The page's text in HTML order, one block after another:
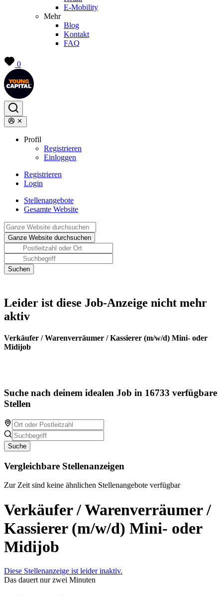
E-Mobility
Mehr
Blog
Kontakt
FAQ
0
Profil
Registrieren
Einloggen
Registrieren
Login
Stellenangebote
Gesamte Website
Leider ist diese Job-Anzeige nicht mehr
aktiv
Verkäufer / Warenverräumer / Kassierer (m/w/d) Mini- oder
Midijob
Suche nach deinem idealen Job in 16733 verfügbare
Stellen
Suche
Vergleichbare Stellenanzeigen
Zur Zeit sind keine ähnlichen Stellenangebote verfügbar
Verkäufer / Warenverräumer /
Kassierer (m/w/d) Mini- oder
Midijob
Diese Stellenanzeige ist leider inaktiv.
Das dauert nur zwei Minuten